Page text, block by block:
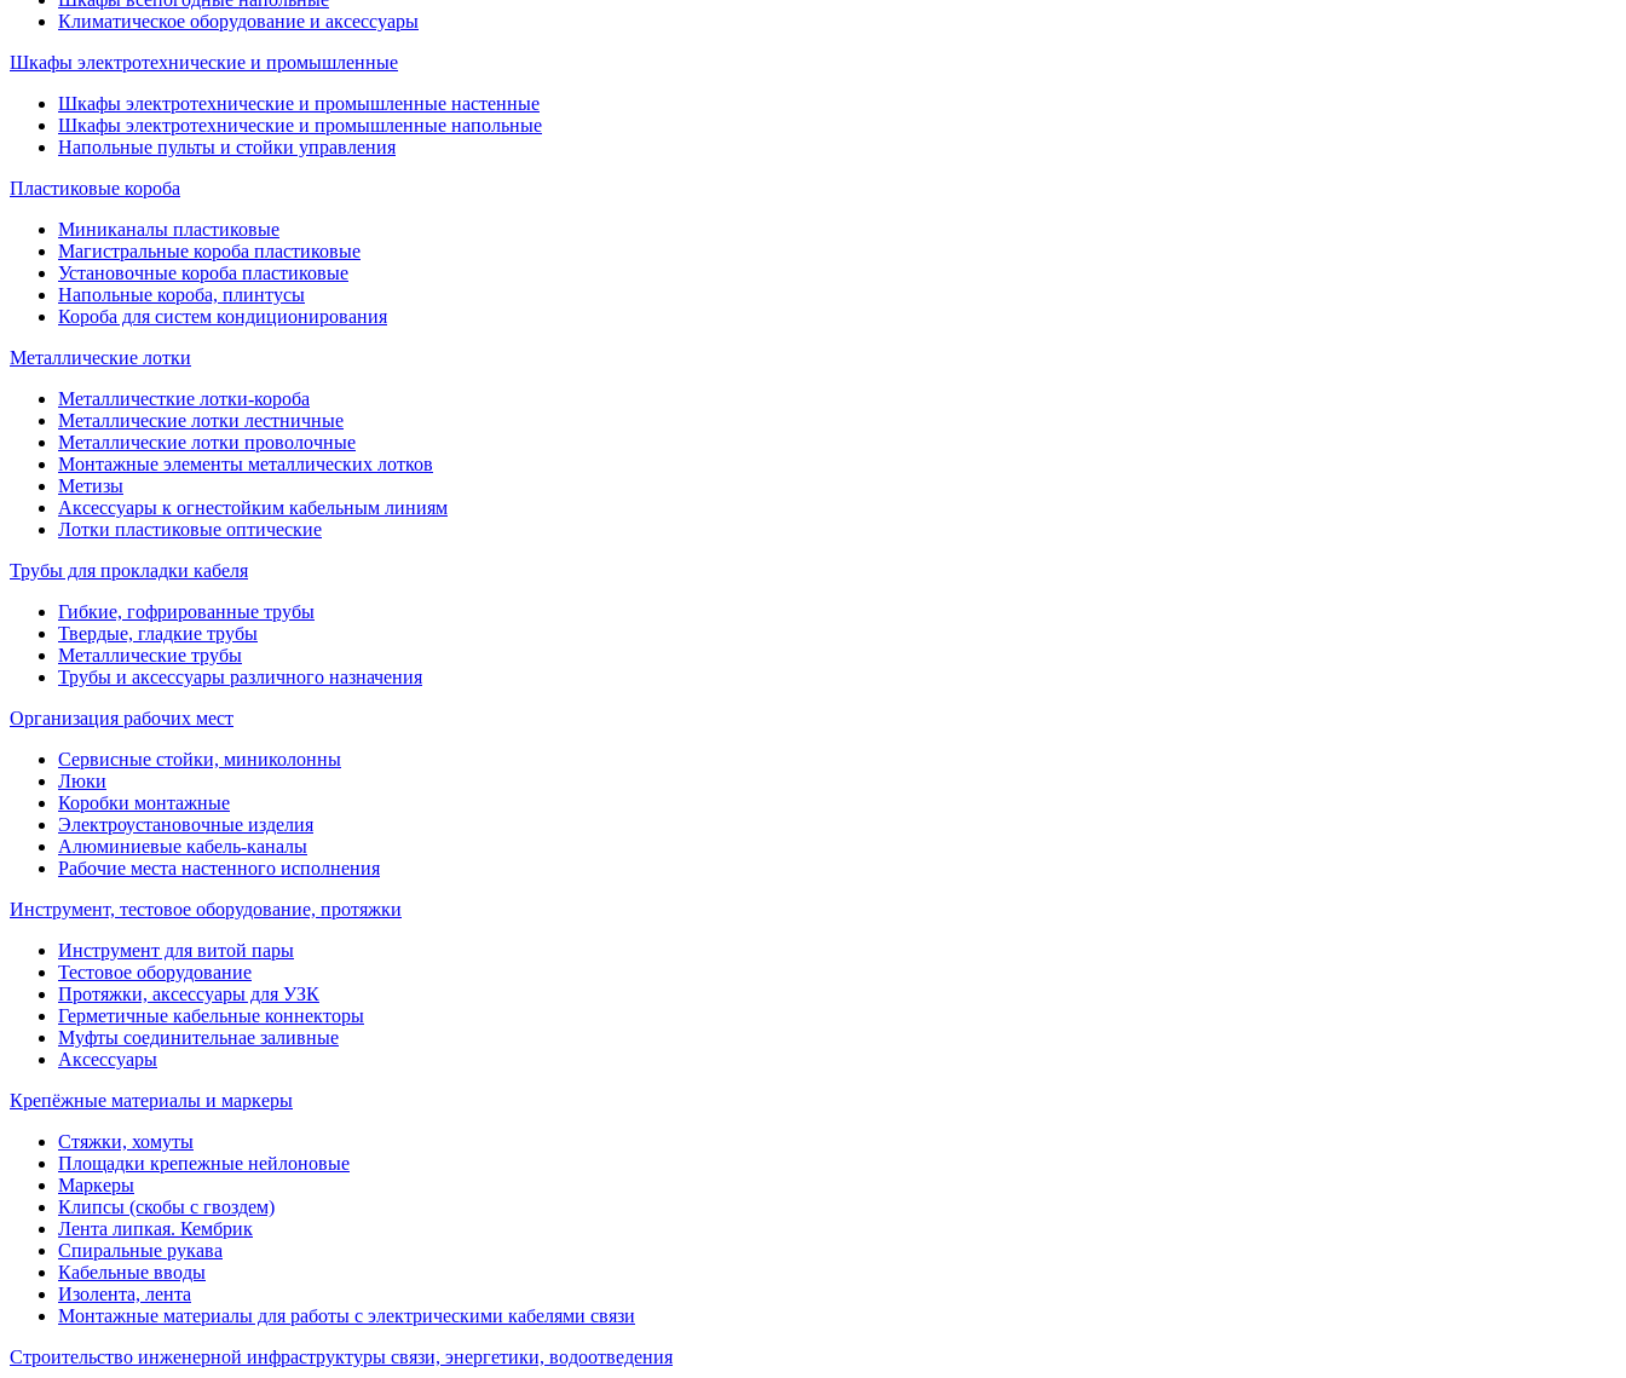
Климатическое оборудование и аксессуары
Шкафы электротехнические и промышленные
Шкафы электротехнические и промышленные настенные
Шкафы электротехнические и промышленные напольные
Напольные пульты и стойки управления
Пластиковые короба
Миниканалы пластиковые
Магистральные короба пластиковые
Установочные короба пластиковые
Напольные короба, плинтусы
Короба для систем кондиционирования
Металлические лотки
Металличесткие лотки-короба
Металлические лотки лестничные
Металлические лотки проволочные
Монтажные элементы металлических лотков
Метизы
Аксессуары к огнестойким кабельным линиям
Лотки пластиковые оптические
Трубы для прокладки кабеля
Гибкие, гофрированные трубы
Твердые, гладкие трубы
Металлические трубы
Трубы и аксессуары различного назначения
Организация рабочих мест
Сервисные стойки, миниколонны
Люки
Коробки монтажные
Электроустановочные изделия
Алюминиевые кабель-каналы
Рабочие места настенного исполнения
Инструмент, тестовое оборудование, протяжки
Инструмент для витой пары
Тестовое оборудование
Протяжки, аксессуары для УЗК
Герметичные кабельные коннекторы
Муфты соединительнае заливные
Аксессуары
Крепёжные материалы и маркеры
Стяжки, хомуты
Площадки крепежные нейлоновые
Маркеры
Клипсы (скобы с гвоздем)
Лента липкая. Кембрик
Спиральные рукава
Кабельные вводы
Изолента, лента
Монтажные материалы для работы с электрическими кабелями связи
Строительство инженерной инфраструктуры связи, энергетики, водоотведения